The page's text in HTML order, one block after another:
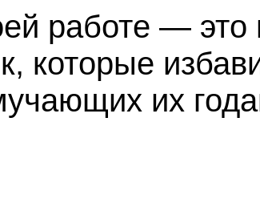
работе — это
которые
их